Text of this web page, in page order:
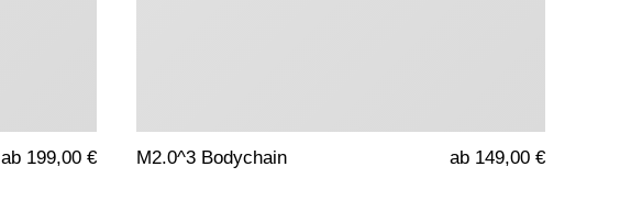
ab 199,00 € M2.0^3 Bodychain ab 149,00 €